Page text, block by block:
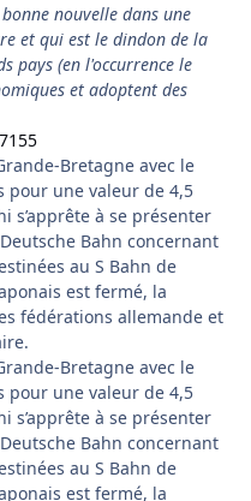
nouvelle dans une
et qui est le dindon de la
pays (en l'occurrence le
et adoptent des
Bretagne avec le
pour une valeur de 4,5
s’apprête à se présenter
Bahn concernant
au S Bahn de
est fermé, la
fédérations allemande et
Bretagne avec le
pour une valeur de 4,5
s’apprête à se présenter
Bahn concernant
au S Bahn de
est fermé, la